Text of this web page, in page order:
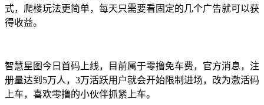
式，爬楼玩法更简单，每天只需要看固定的几个广告就可以获
得收益。
智慧星图今日首码上线，目前属于零撸免车费，官方消息，注
册量达到5万人，3万活跃用户就会开始限制进场，改为激活码
上车，喜欢零撸的小伙伴抓紧上车。